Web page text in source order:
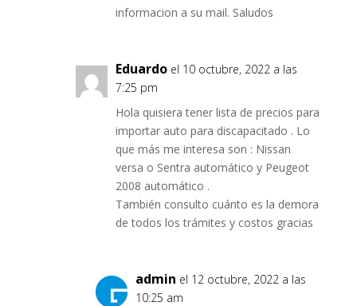
informacion a su mail. Saludos
Eduardo el 10 octubre, 2022 a las
7:25 pm
Hola quisiera tener lista de precios para
importar auto para discapacitado . Lo
que más me interesa son : Nissan
versa o Sentra automático y Peugeot
2008 automático .
También consulto cuánto es la demora
de todos los trámites y costos gracias
admin el 12 octubre, 2022 a las
10:25 am